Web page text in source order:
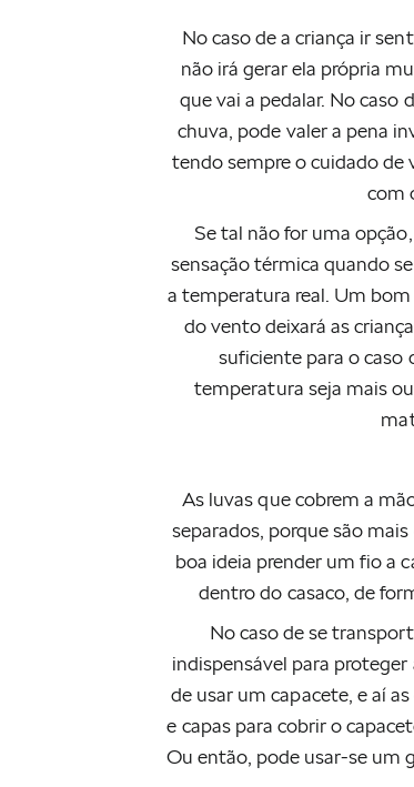
No caso de a criança ir
não irá gerar ela própria
que vai a pedalar. No caso
chuva, pode valer a pena
tendo sempre o cuidado de
com
Se tal não for uma
sensação térmica quando
a temperatura real. Um
do vento deixará as
suficiente para o caso
temperatura seja mais
As luvas que cobrem a
separados, porque são
boa ideia prender um fio a
dentro do casaco, de
No caso de se
indispensável para
de usar um capacete, e aí
e capas para cobrir o
Ou então, pode usar-se um